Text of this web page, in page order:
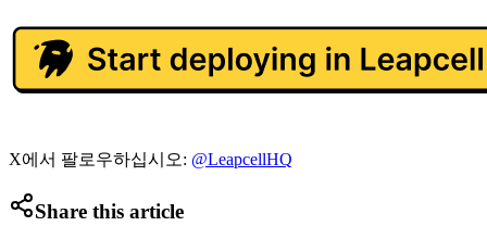
X에서 팔로우하십시오: @LeapcellHQ
Share this article